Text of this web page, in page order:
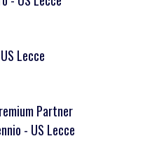
Lecce
Partner
- US Lecce